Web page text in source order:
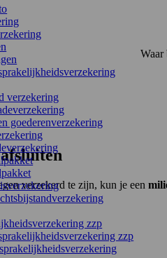
verzekering
goederenverzekering
zzp
zzp
Waar
verzekerd te zijn, kun je een